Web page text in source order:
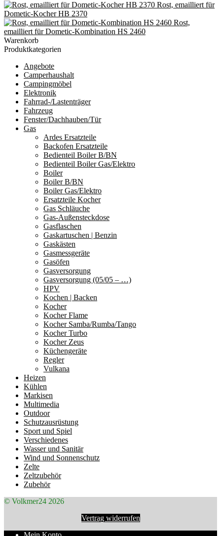
Rost, emailliert für
Dometic-Kocher HB 2370
Rost,
emailliert für Dometic-Kombination HS 2460
Warenkorb
Produktkategorien
Angebote
Camperhaushalt
Campingmöbel
Elektronik
Fahrrad-/Lastenträger
Fahrzeug
Fenster/Dachhauben/Tür
Gas
Ardes Ersatzteile
Backofen Ersatzteile
Bedienteil Boiler B/BN
Bedienteil Boiler Gas/Elektro
Boiler
Boiler B/BN
Boiler Gas/Elektro
Ersatzteile Kocher
Gas Schläuche
Gas-Außensteckdose
Gasflaschen
Gaskartuschen | Benzin
Gaskästen
Gasmessgeräte
Gasöfen
Gasversorgung
Gasversorgung (05/05 – …)
HPV
Kochen | Backen
Kocher
Kocher Flame
Kocher Samba/Rumba/Tango
Kocher Turbo
Kocher Zeus
Küchengeräte
Regler
Vulkana
Heizen
Kühlen
Markisen
Multimedia
Outdoor
Schutzausrüstung
Sport und Spiel
Verschiedenes
Wasser und Sanitär
Wind und Sonnenschutz
Zelte
Zeltzubehör
Zubehör
© Volkmer24 2026
Vertrag widerrufen